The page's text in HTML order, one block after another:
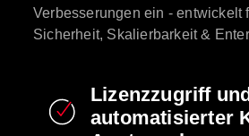
Verbesserungen ein - entwickelt
Sicherheit, Skalierbarkeit &
Lizenzzugriff
automatisierter